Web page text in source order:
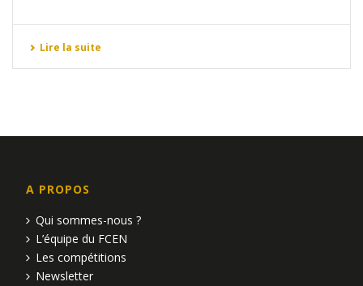
Lire la suite
A PROPOS
Qui sommes-nous ?
L’équipe du FCEN
Les compétitions
Newsletter